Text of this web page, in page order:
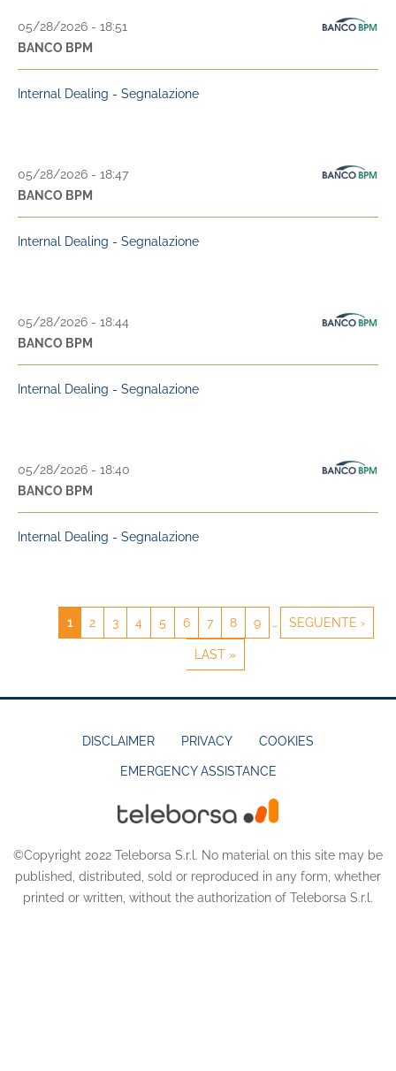
05/28/2026 - 18:51
BANCO BPM
Internal Dealing - Segnalazione
05/28/2026 - 18:47
BANCO BPM
Internal Dealing - Segnalazione
05/28/2026 - 18:44
BANCO BPM
Internal Dealing - Segnalazione
05/28/2026 - 18:40
BANCO BPM
Internal Dealing - Segnalazione
PAGINATIONCURRENT
PAGE
1 PAGE
2 PAGE
3 PAGE
4 PAGE
5 PAGE
6 PAGE
7 PAGE
8 PAGE
9 …
NEXT
PAGE
SEGUENTE ›
LAST
PAGE
LAST »
DISCLAIMER PRIVACY COOKIES
EMERGENCY ASSISTANCE
©Copyright 2022 Teleborsa S.r.l. No material on this site may be
published, distributed, sold or reproduced in any form, whether
printed or written, without the authorization of Teleborsa S.r.l.